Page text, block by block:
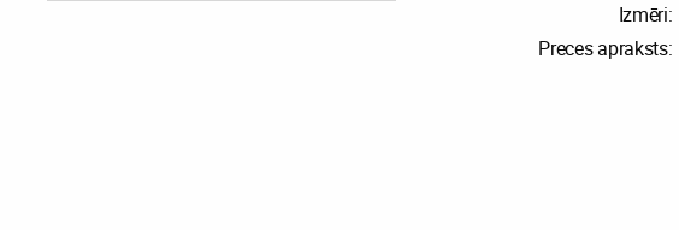
Izmēri:
Preces apraksts: